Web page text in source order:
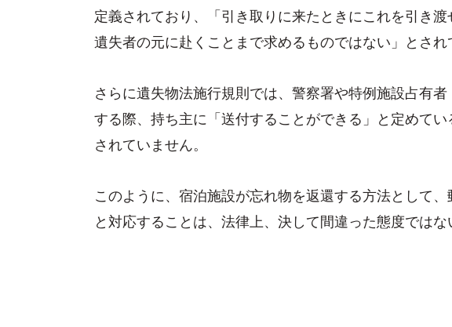
定義されており、「引き取りに来たときにこれを引き
遺失者の元に赴くことまで求めるものではない」とされ
さらに遺失物法施行規則では、警察署や特例施設占有
する際、持ち主に「送付することができる」と定めて
されていません。
このように、宿泊施設が忘れ物を返還する方法として、
と対応することは、法律上、決して間違った態度ではな